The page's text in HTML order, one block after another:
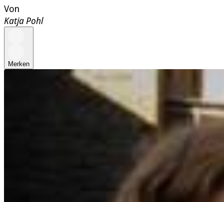
Von
Katja Pohl
Merken